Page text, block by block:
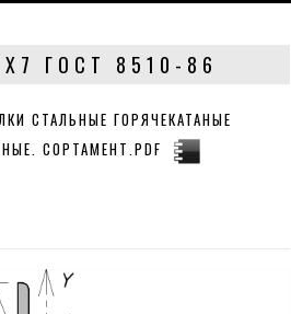
ГОСТ 8510-86
СТАЛЬНЫЕ ГОРЯЧЕКАТАНЫЕ
СОРТАМЕНТ.PDF